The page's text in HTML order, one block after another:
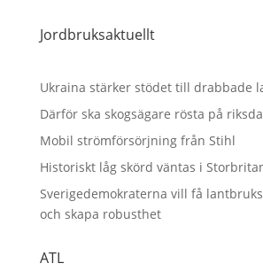
Jordbruksaktuellt
Ukraina stärker stödet till drabbade
Därför ska skogsägare rösta på
Mobil strömförsörjning från Stihl
Historiskt låg skörd väntas i
Sverigedemokraterna vill få
och skapa robusthet
ATL